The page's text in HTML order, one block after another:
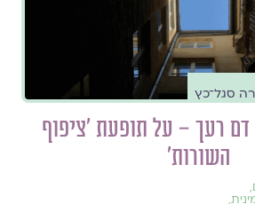
סגל־כץ
רעך – על תופעת 'ציפוף
השורות'
,
,